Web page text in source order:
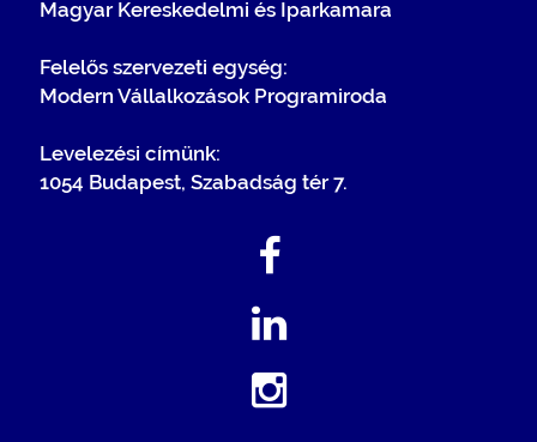
Magyar Kereskedelmi és Iparkamara
Felelős szervezeti egység:
Modern Vállalkozások Programiroda
Levelezési címünk:
1054 Budapest, Szabadság tér 7.